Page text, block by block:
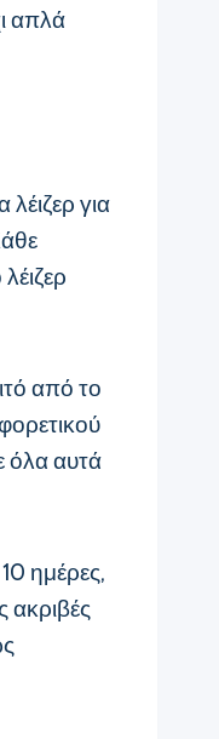
απλά
για
από το
όλα αυτά
ημέρες,
ακριβές